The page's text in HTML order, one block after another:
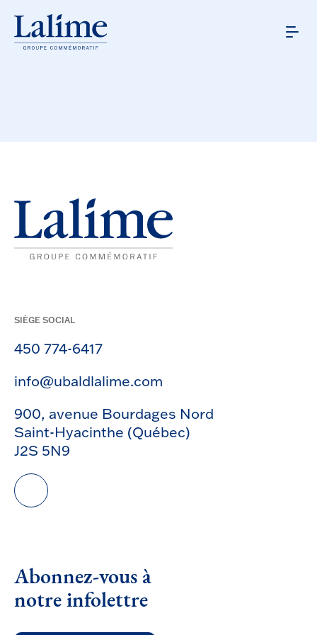
SIÈGE SOCIAL
450 774-6417
info@ubaldlalime.com
900, avenue Bourdages Nord
Saint-Hyacinthe (Québec)
J2S 5N9
Abonnez-vous à
notre infolettre